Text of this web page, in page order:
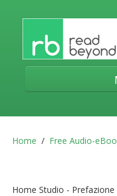
Audio-eBooks
Home / Free Audio-
Home Studio - Prefazione